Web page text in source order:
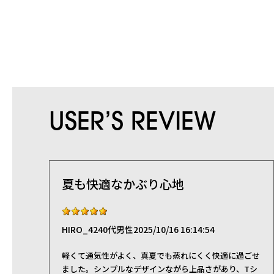
USER’S REVIEW
夏も快適なかぶり心地
HIRO_4240代男性2025/10/16 16:14:54
軽くて通気性がよく、真夏でも蒸れにくく快適に過ごせ
ました。シンプルなデザインながら上品さがあり、Tシ